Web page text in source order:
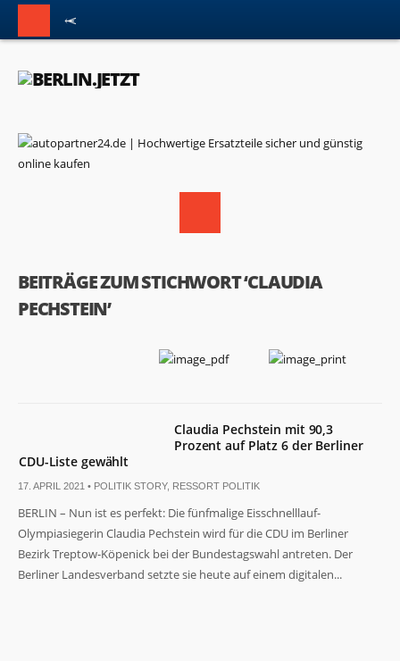
BEITRÄGE ZUM STICHWORT ‘CLAUDIA
PECHSTEIN’
Claudia Pechstein mit 90,3
Prozent auf Platz 6 der Berliner
CDU-Liste gewählt
17. APRIL 2021 • POLITIK STORY, RESSORT POLITIK
BERLIN – Nun ist es perfekt: Die fünfmalige Eisschnelllauf-
Olympiasiegerin Claudia Pechstein wird für die CDU im Berliner
Bezirk Treptow-Köpenick bei der Bundestagswahl antreten. Der
Berliner Landesverband setzte sie heute auf einem digitalen...